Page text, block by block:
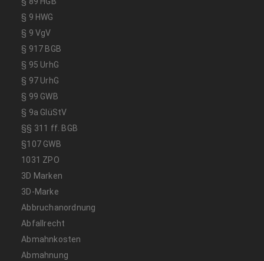
§ 9 HWG
§ 9 VgV
§ 917 BGB
§ 95 UrhG
§ 97 UrhG
§ 99 GWB
§ 9a GlüStV
§§ 311 ff. BGB
§107 GWB
1031 ZPO
3D Marken
3D-Marke
Abbruchanordnung
Abfallrecht
Abmahnkosten
Abmahnung